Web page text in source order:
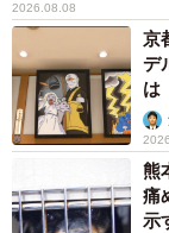
研究はほとんど
を探りながら、
うことで、“語ら
い」と意気込ん
2026.08.08
京
デ
は
熊
痛
示